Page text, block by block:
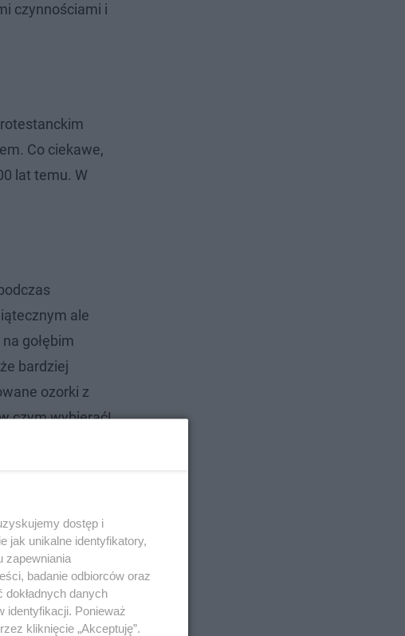
czynnościami i
Co ciekawe,
lat temu. W
ale
gołębim
bardziej
ozorki z
czym wybierać!
bardziej
sąsiadów,
które
dostęp i
jak unikalne identyfikatory,
zapewniania
badanie odbiorców oraz
danych
identyfikacji. Ponieważ
kliknięcie „Akceptuję”.